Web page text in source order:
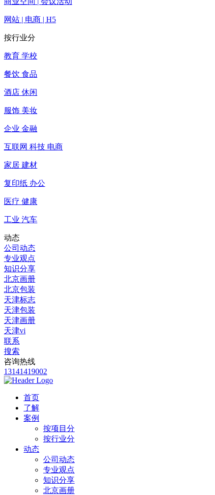
网站 | 电商 | H5
按行业分
教育 学校
餐饮 食品
酒店 休闲
服饰 美妆
企业 金融
互联网 科技 电商
家居 建材
复印纸 办公
医疗 健康
工业 汽车
动态
公司动态
专业观点
知识分享
北京画册
北京包装
天津标志
天津包装
天津画册
天津vi
联系
搜索
咨询热线
13141419002
首页
了解
案例
按项目分
按行业分
动态
公司动态
专业观点
知识分享
北京画册